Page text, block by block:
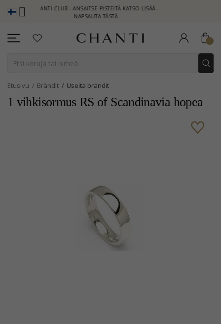
CHANTI CLUB - ANSAITSE PISTEITÄ KATSO LISÄÄ -
NAPSAUTA TÄSTÄ
Etusivu Brändit Useita brändit
1 vihkisormus RS of Scandinavia hopea